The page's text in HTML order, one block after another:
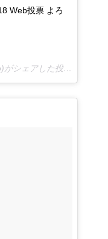
Web投票 よろ
杉本雛乃さん(@hinano_sugimoto)がシェアした投稿 –